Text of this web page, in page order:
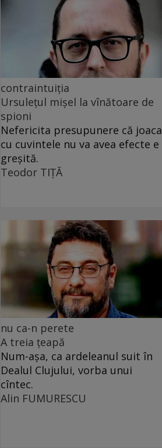
contraintuiția
Ursulețul mișel la vînătoare de
spioni
Nefericita presupunere că joaca
cu cuvintele nu va avea efecte e
greșită.
Teodor TIŢĂ
nu ca-n perete
A treia țeapă
Num-așa, ca ardeleanul suit în
Dealul Clujului, vorba unui
cîntec.
Alin FUMURESCU